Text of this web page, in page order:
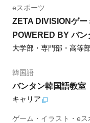
eスポーツ
ZETA DIVISIONゲ
POWERED BY バン
大学部・専門部・高等
韓国語
バンタン韓国語教室
キャリア
ゲーム・イラスト・eス